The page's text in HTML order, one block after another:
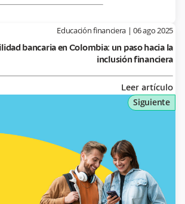
Siguiente
Educación financiera |06 ago 2025
bancaria en Colombia: un paso hacia la
inclusión financiera
Leer artículo